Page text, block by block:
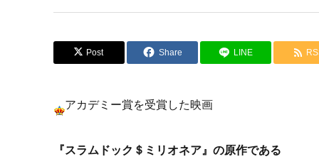
Post Share LINE
アカデミー賞を受賞した映画
『スラムドック＄ミリオネア』の原作である